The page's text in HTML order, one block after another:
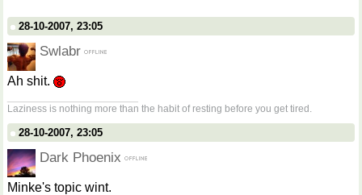
28-10-2007, 23:05
Swlabr
Ah shit.
Laziness is nothing more than the habit of resting before you get tired.
28-10-2007, 23:05
Dark Phoenix
Minke's topic wint.